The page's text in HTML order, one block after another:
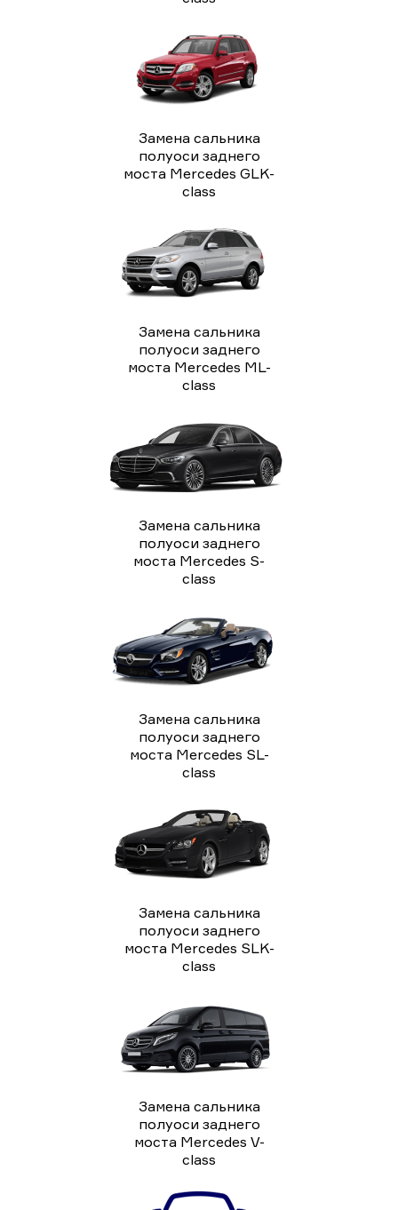
Замена сальника
полуоси заднего
моста Mercedes GLK-
class
Замена сальника
полуоси заднего
моста Mercedes ML-
class
Замена сальника
полуоси заднего
моста Mercedes S-
class
Замена сальника
полуоси заднего
моста Mercedes SL-
class
Замена сальника
полуоси заднего
моста Mercedes SLK-
class
Замена сальника
полуоси заднего
моста Mercedes V-
class